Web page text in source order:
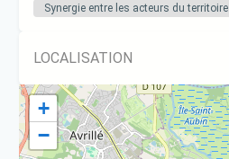
Synergie entre les acteurs du territoire
LOCALISATION
+
−